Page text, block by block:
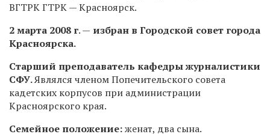
ВГТРК ГТРК — Красноярск.
2 марта 2008 г. — избран в Городской совет города
Красноярска.
Старший преподаватель кафедры журналистики
СФУ.Являлся членом Попечительского совета
кадетских корпусов при администрации
Красноярского края.
Семейное положение:женат, два сына.